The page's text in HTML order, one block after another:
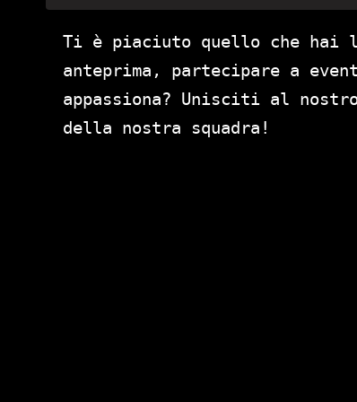
Ti è piaciuto quello che hai
anteprima, partecipare a
appassiona? Unisciti al
della nostra squadra!